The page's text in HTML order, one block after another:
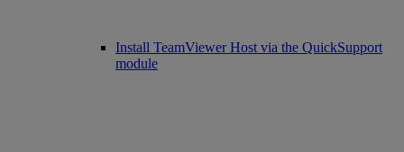
Install TeamViewer Host via the QuickSupport
module